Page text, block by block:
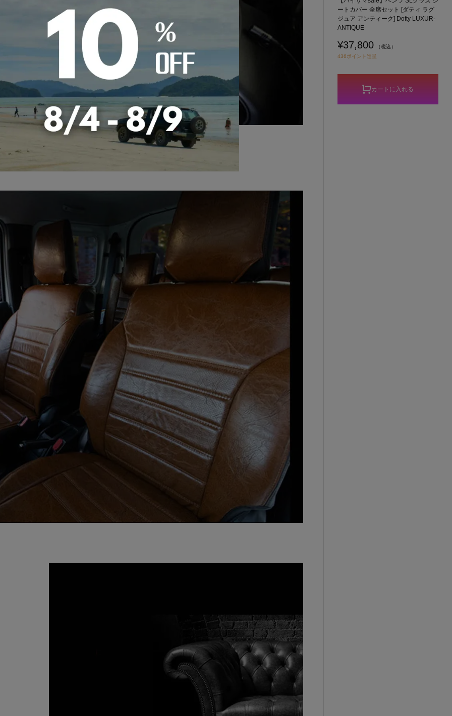
New Products 2023
ートカバー 全席セット [ダティ ラグ
ジュア アンティーク] Dotty LUXUR-
ANTIQUE
¥37,800
（税込）
436ポイント進呈
カートに入れる